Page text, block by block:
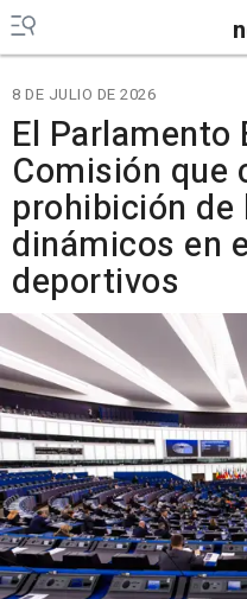
8 DE JULIO DE 2026
El Parlamento
Comisión que
prohibición de
dinámicos en
deportivos